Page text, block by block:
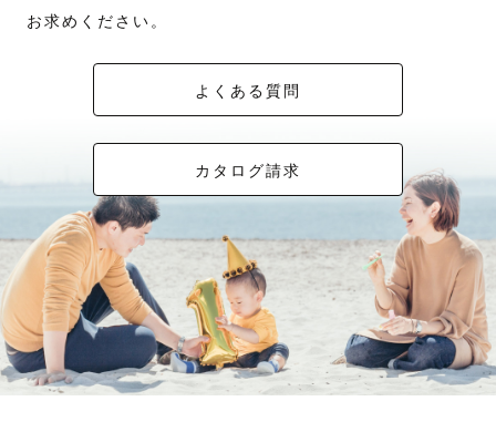
お求めください。
よくある質問
カタログ請求